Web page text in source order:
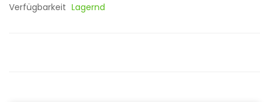
Verfügbarkeit Lagernd